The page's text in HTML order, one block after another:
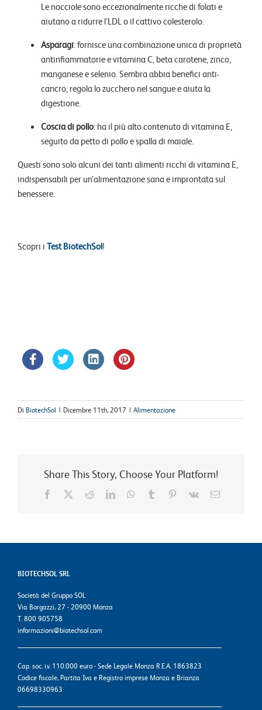
Le nocciole sono eccezionalmente ricche di folati e
aiutano a ridurre l’LDL o il cattivo colesterolo.
Asparagi: fornisce una combinazione unica di proprietà
antinfiammatorie e vitamina C, beta carotene, zinco,
manganese e selenio. Sembra abbia benefici anti-
cancro, regola lo zucchero nel sangue e aiuta la
digestione.
Coscia di pollo: ha il più alto contenuto di vitamina E,
seguito da petto di pollo e spalla di maiale.
Questi sono solo alcuni dei tanti alimenti ricchi di vitamina E,
indispensabili per un’alimentazione sana e improntata sul
benessere.
Scopri i Test BiotechSol!
Di BiotechSol | Dicembre 11th, 2017 | Alimentazione
Share This Story, Choose Your Platform!
Facebook RedditLinkedInWhatsApp
Tumblr Pinterest
Vk Email
BIOTECHSOL SRL
Società del Gruppo SOL
Via Borgazzi, 27 - 20900 Monza
T. 800 905758
informazioni@biotechsol.com
Cap. soc. i.v. 110.000 euro - Sede Legale Monza R.E.A. 1863823
Codice fiscale, Partita Iva e Registro imprese Monza e Brianza
06698330963